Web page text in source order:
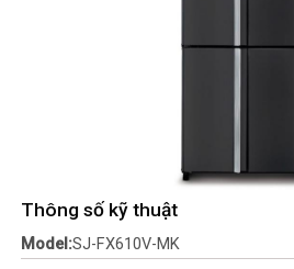
Thông số kỹ thuật
Model:SJ-FX610V-MK